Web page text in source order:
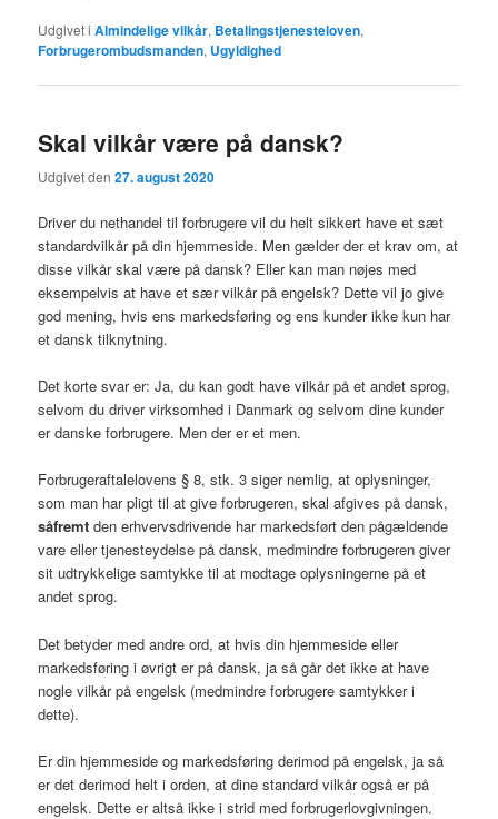
Udgivet i Almindelige vilkår, Betalingstjenesteloven,
Forbrugerombudsmanden, Ugyldighed
Skal vilkår være på dansk?
Udgivet den27. august 2020
Driver du nethandel til forbrugere vil du helt sikkert have et sæt
standardvilkår på din hjemmeside. Men gælder der et krav om, at
disse vilkår skal være på dansk? Eller kan man nøjes med
eksempelvis at have et sær vilkår på engelsk? Dette vil jo give
god mening, hvis ens markedsføring og ens kunder ikke kun har
et dansk tilknytning.
Det korte svar er: Ja, du kan godt have vilkår på et andet sprog,
selvom du driver virksomhed i Danmark og selvom dine kunder
er danske forbrugere. Men der er et men.
Forbrugeraftalelovens § 8, stk. 3 siger nemlig, at oplysninger,
som man har pligt til at give forbrugeren, skal afgives på dansk,
såfremtden erhvervsdrivende har markedsført den pågældende
vare eller tjenesteydelse på dansk, medmindre forbrugeren giver
sit udtrykkelige samtykke til at modtage oplysningerne på et
andet sprog.
Det betyder med andre ord, at hvis din hjemmeside eller
markedsføring i øvrigt er på dansk, ja så går det ikke at have
nogle vilkår på engelsk (medmindre forbrugere samtykker i
dette).
Er din hjemmeside og markedsføring derimod på engelsk, ja så
er det derimod helt i orden, at dine standard vilkår også er på
engelsk. Dette er altså ikke i strid med forbrugerlovgivningen.